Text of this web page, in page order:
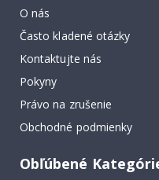
O nás
Často kladené otázky
Kontaktujte nás
Pokyny
Právo na zrušenie
Obchodné podmienky
Obľúbené